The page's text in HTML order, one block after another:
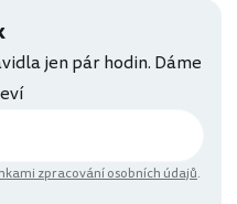
jen pár hodin. Dáme
zpracování osobních údajů.